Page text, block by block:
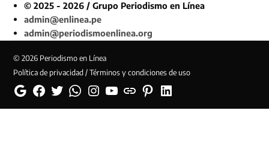
© 2025 - 2026 / Grupo Periodismo en Línea
admin@enlinea.pe
admin@periodismoenlinea.org
© 2026 Periodismo en Línea
Política de privacidad / Términos y condiciones de uso
GoogleFacebookTwitterWhatsappInstagramYouTubeWeb PinterestLinkedin